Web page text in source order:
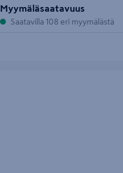
Myymäläsaatavuus
Saatavilla 108 eri myymälästä